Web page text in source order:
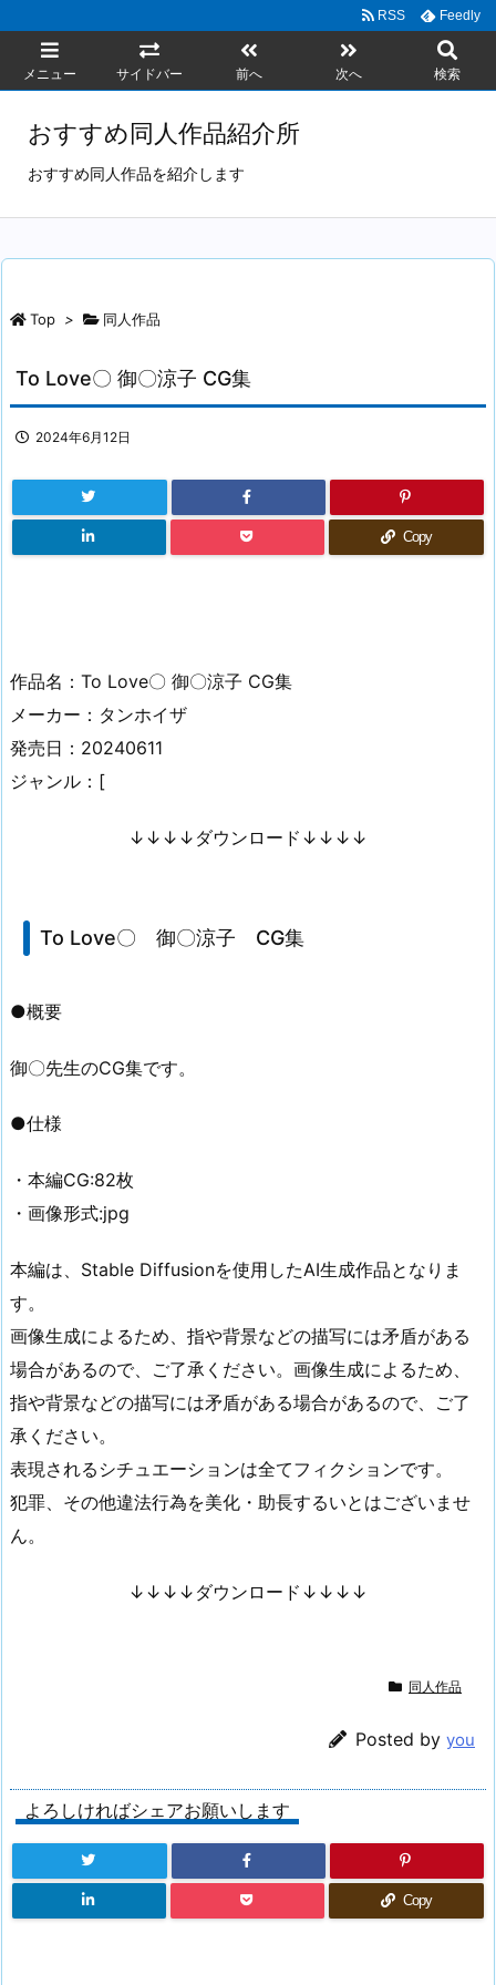
メニュー サイドバー 前へ 次へ 検索
RSS Feedly
おすすめ同人作品紹介所
おすすめ同人作品を紹介します
Top > 同人作品
To Love〇 御〇涼子 CG集
2024年6月12日
Copy
作品名：To Love〇 御〇涼子 CG集
メーカー：タンホイザ
発売日：20240611
ジャンル：[
↓↓↓↓ダウンロード↓↓↓↓
To Love〇 御〇涼子 CG集
●概要
御〇先生のCG集です。
●仕様
・本編CG:82枚
・画像形式:jpg
本編は、Stable Diffusionを使用したAI生成作品となりま
す。
画像生成によるため、指や背景などの描写には矛盾がある
場合があるので、ご了承ください。画像生成によるため、
指や背景などの描写には矛盾がある場合があるので、ご了
承ください。
表現されるシチュエーションは全てフィクションです。
犯罪、その他違法行為を美化・助長するいとはございませ
ん。
↓↓↓↓ダウンロード↓↓↓↓
同人作品
Posted by you
よろしければシェアお願いします
Copy